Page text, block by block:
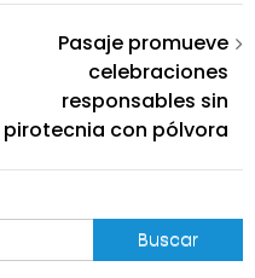
Pasaje promueve
celebraciones
responsables sin
pirotecnia con pólvora